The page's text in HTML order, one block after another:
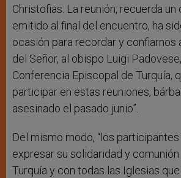
Christofias. La reunión, recuerda
emitido al final del encuentro, ha
ocasión para recordar y confiarnos
del Señor, al obispo Luigi
Conferencia Episcopal de Turquía,
participar en estas reuniones,
asesinado el pasado junio”.
Del mismo modo, “los
expresar su solidaridad y
Turquía y con todas las Iglesias que